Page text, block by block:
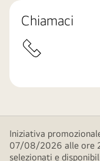
Chiamaci
Iniziativa
07/08/2026 alle ore
selezionati e